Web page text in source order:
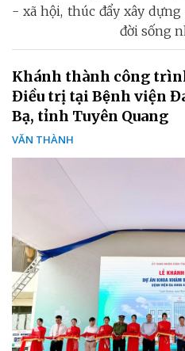
- xã hội, thúc đẩy xây
đời sống
Khánh thành công
Điều trị tại Bệnh viện
Bạ, tỉnh Tuyên Quang
VĂN THÀNH